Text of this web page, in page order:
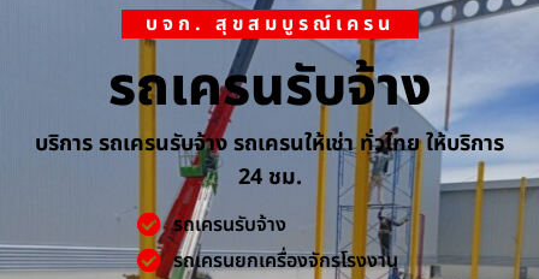
บจก. สุขสมบูรณ์เครน
รถเครนรับจ้าง
บริการ รถเครนรับจ้าง รถเครนให้เช่า ทั่วไทย ให้บริการ
24 ชม.
รถเครนรับจ้าง
รถเครนยกเครื่องจักรโรงงาน